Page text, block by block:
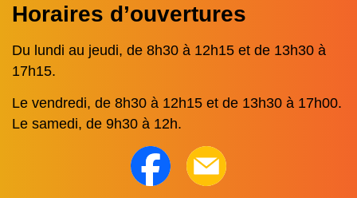
Horaires d’ouvertures
Du lundi au jeudi, de 8h30 à 12h15 et de 13h30 à
17h15.
Le vendredi, de 8h30 à 12h15 et de 13h30 à 17h00.
Le samedi, de 9h30 à 12h.